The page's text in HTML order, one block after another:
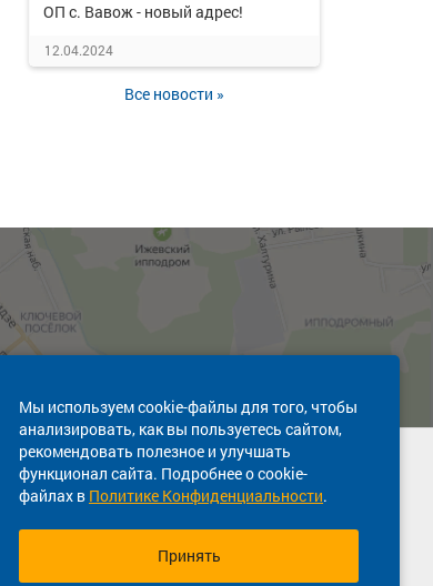
ОП с. Вавож - новый адрес!
12.04.2024
Все новости »
Мы используем cookie-файлы для того, чтобы
анализировать, как вы пользуетесь сайтом,
рекомендовать полезное и улучшать
функционал сайта. Подробнее о cookie-
файлах в Политике Конфиденциальности.
Принять
Техническая поддержка сайта
8 800 600-03-38